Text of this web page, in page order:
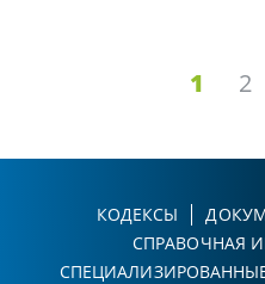
1 2
КОДЕКСЫ
СПРАВОЧНАЯ